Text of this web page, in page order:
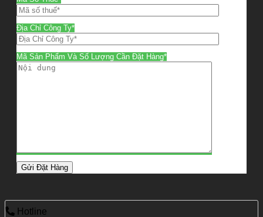
Địa Chỉ Công Ty*
Mã Sản Phẩm Và Số Lượng Cần Đặt Hàng*
Hotline